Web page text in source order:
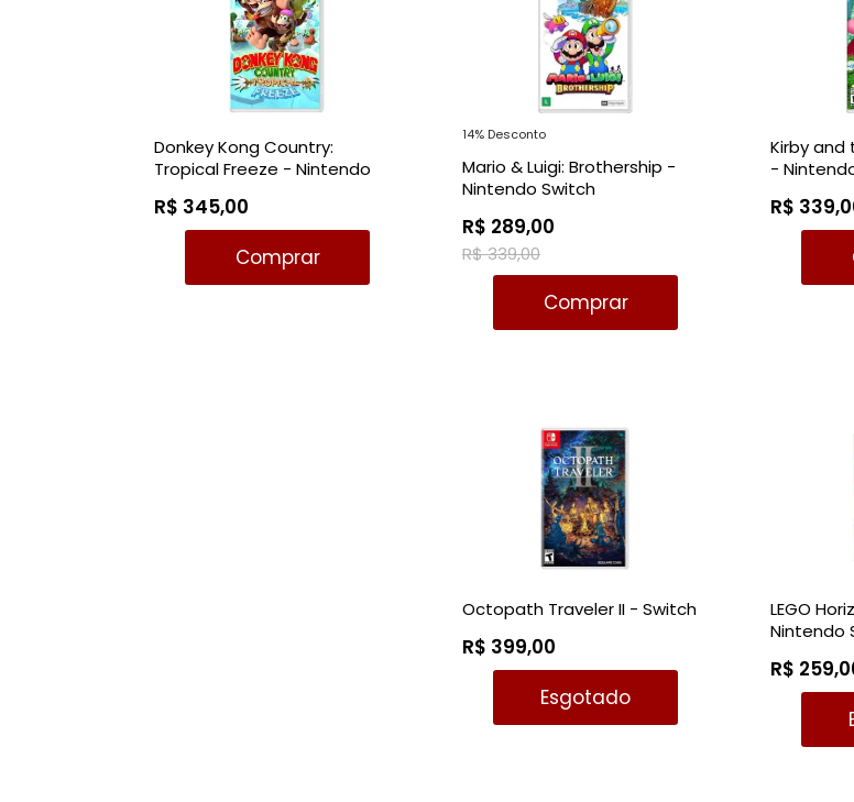
Donkey Kong Country:
Tropical Freeze - Nintendo
R$ 345,00
Comprar
14% Desconto
Mario & Luigi: Brothership -
Nintendo Switch
R$ 289,00
R$ 339,00
Comprar
Kirby and
-
R$
Octopath Traveler II - Switch
R$ 399,00
Esgotado
LEGO
Nintendo
R$